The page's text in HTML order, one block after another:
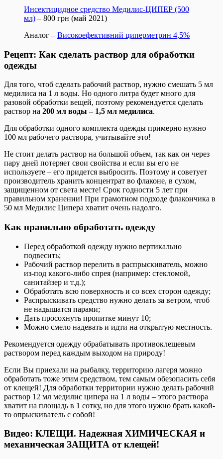
Инсектицидное средство Медилис-ЦИПЕР (500
мл) – 800 грн (май 2021)
Аналог – Високоефективний циперметрин 4,5%
Рецепт: Как сделать раствор для обработки
одежды
Для того, чтоб сделать рабочий раствор, нужно смешать 5 мл
медилиса на 1 л воды. Но одного литра будет много для
разовой обработки вещей, поэтому рекомендуется сделать
раствор на 200 мл воды – 1,5 мл медилиса.
Для обработки одного комплекта одежды примерно нужно
100 мл рабочего раствора, учитывайте это!
Не стоит делать раствор на большой объем, так как он через
пару дней потеряет свои свойства и если вы его не
используете – его придется выбросить. Поэтому и советует
производитель хранить концентрат во флаконе, в сухом,
защищенном от света месте! Срок годности 5 лет при
правильном хранении! При грамотном подходе флакончика в
50 мл Медилис Ципера хватит очень надолго.
Как правильно обработать одежду
Перед обработкой одежду нужно вертикально
подвесить;
Рабочий раствор перелить в распрыскиватель, можно
из-под какого-либо спрея (например: стекломой,
санитайзер и т.д.);
Обработать всю поверхность и со всех сторон одежду;
Распрыскивать средство нужно делать за ветром, чтоб
не надышатся парами;
Дать просохнуть пропитке минут 10;
Можно смело надевать и идти на открытую местность.
Рекомендуется одежду обрабатывать противоклещевым
раствором перед каждым выходом на природу!
Если Вы приехали на рыбалку, территорию лагеря можно
обработать тоже этим средством, тем самым обезопасить себя
от клещей! Для обработки территории нужно делать рабочий
раствор 12 мл медилис ципера на 1 л воды – этого раствора
хватит на площадь в 1 сотку, но для этого нужно брать какой-
то опрыскиватель с собой!
Видео: КЛЕЩИ. Надежная ХИМИЧЕСКАЯ и
механическая ЗАЩИТА от клещей!